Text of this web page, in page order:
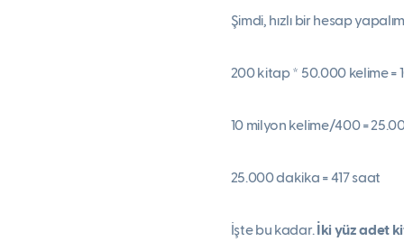
Şimdi, hızlı bir hesap
200 kitap * 50.000 kelime =
10 milyon kelime/400 =
25.000 dakika = 417 saat
İşte bu kadar. İki yüz adet